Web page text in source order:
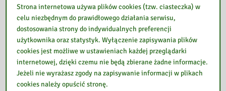
Strona internetowa używa plików cookies (tzw. ciasteczka) w
celu niezbędnym do prawidłowego działania serwisu,
dostosowania strony do indywidualnych preferencji
użytkownika oraz statystyk. Wyłączenie zapisywania plików
cookies jest możliwe w ustawieniach każdej przeglądarki
internetowej, dzięki czemu nie będą zbierane żadne informacje.
Jeżeli nie wyrażasz zgody na zapisywanie informacji w plikach
cookies należy opuścić stronę.